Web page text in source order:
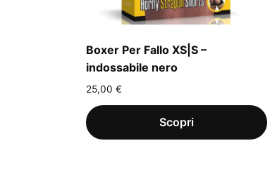
Boxer Per Fallo XS|S –
indossabile nero
25,00 €